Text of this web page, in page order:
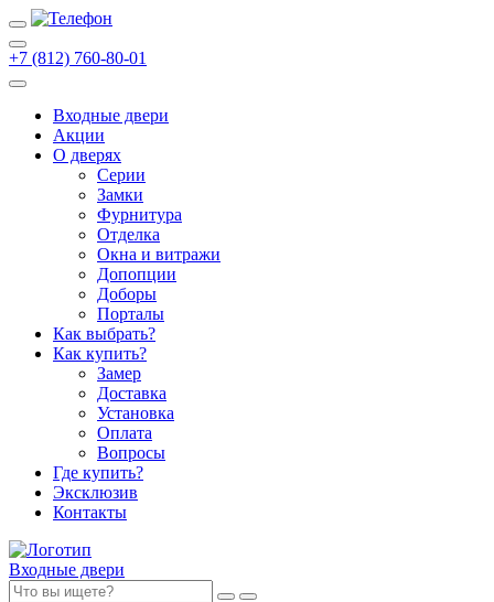
+7 (812) 760-80-01
Входные двери
Акции
О дверях
Cерии
Замки
Фурнитура
Отделка
Окна и витражи
Допопции
Доборы
Порталы
Как выбрать?
Как купить?
Замер
Доставка
Установка
Оплата
Вопросы
Где купить?
Эксклюзив
Контакты
Входные двери